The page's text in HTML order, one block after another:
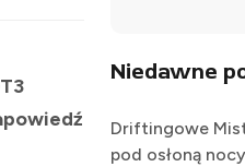
Niedawne
Driftingowe
pod osłoną